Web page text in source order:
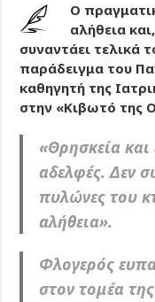
Ο
αλήθεια
συναντάει τελικά
παράδειγμα του
καθηγητή της
στην «Κιβωτό της
«Θρησκεία και
αδελφές. Δεν
πυλώνες του
αλήθεια».
Φλογερός
στον τομέα